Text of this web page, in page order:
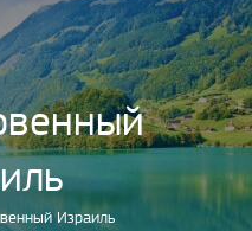
Израиль